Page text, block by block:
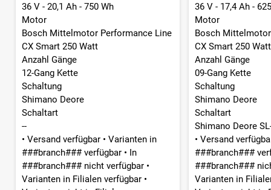
36 V - 20,1 Ah - 750 Wh
Motor
Bosch Mittelmotor Performance Line
CX Smart 250 Watt
Anzahl Gänge
12-Gang Kette
Schaltung
Shimano Deore
Schaltart
--
• Versand verfügbar • Varianten in
###branch### verfügbar • In
###branch### nicht verfügbar •
Varianten in Filialen verfügbar •
36 V - 17,4 Ah -
Motor
Bosch
CX Smart 250 Watt
Anzahl Gänge
09-Gang Kette
Schaltung
Shimano Deore
Schaltart
Shimano Deore
• Versand
###branch###
###branch###
Varianten in